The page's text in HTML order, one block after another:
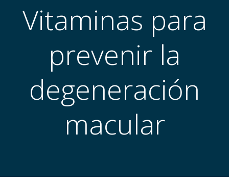
Vitaminas para
prevenir la
degeneración
macular